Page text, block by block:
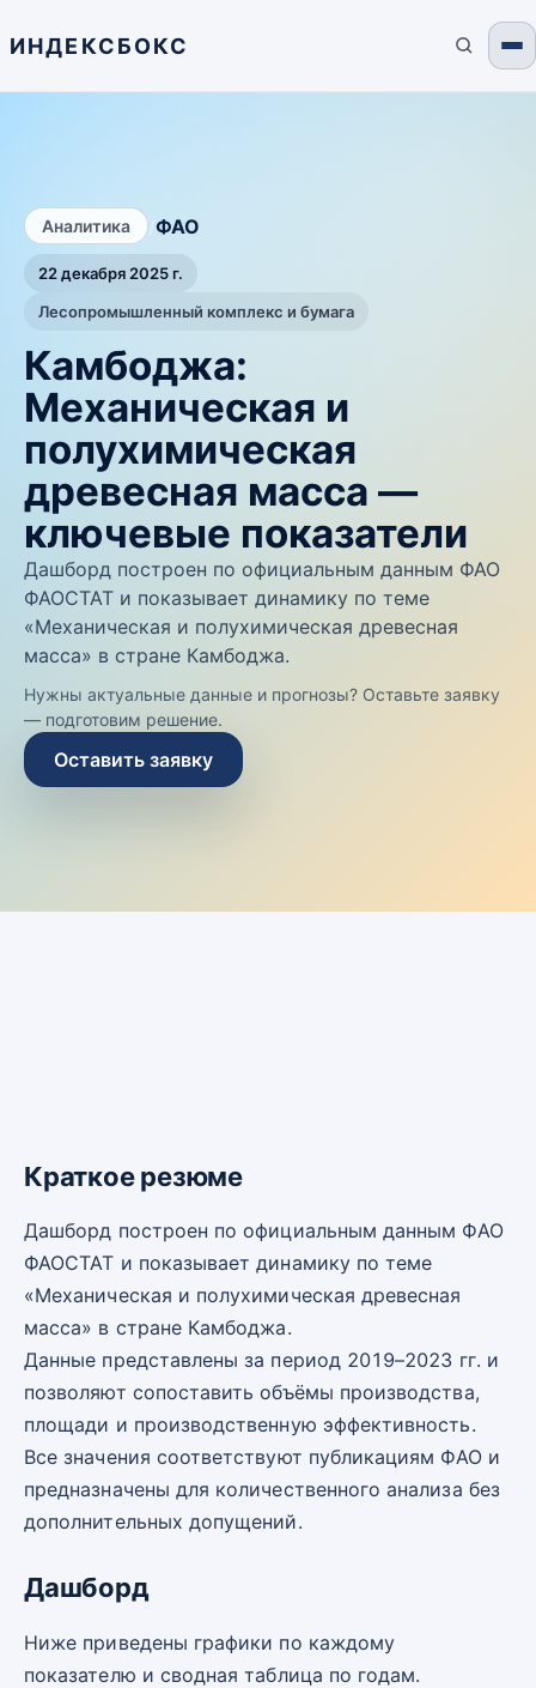
ИНДЕКСБОКС
Аналитика ФАО
22 декабря 2025 г.
Лесопромышленный комплекс и бумага
Камбоджа:
Механическая и
полухимическая
древесная масса —
ключевые показатели
Дашборд построен по официальным данным ФАО
ФАОСТАТ и показывает динамику по теме
«Механическая и полухимическая древесная
масса» в стране Камбоджа.
Нужны актуальные данные и прогнозы? Оставьте заявку
— подготовим решение.
Оставить заявку
Краткое резюме
Дашборд построен по официальным данным ФАО
ФАОСТАТ и показывает динамику по теме
«Механическая и полухимическая древесная
масса» в стране Камбоджа.
Данные представлены за период 2019–2023 гг. и
позволяют сопоставить объёмы производства,
площади и производственную эффективность.
Все значения соответствуют публикациям ФАО и
предназначены для количественного анализа без
дополнительных допущений.
Дашборд
Ниже приведены графики по каждому
показателю и сводная таблица по годам.